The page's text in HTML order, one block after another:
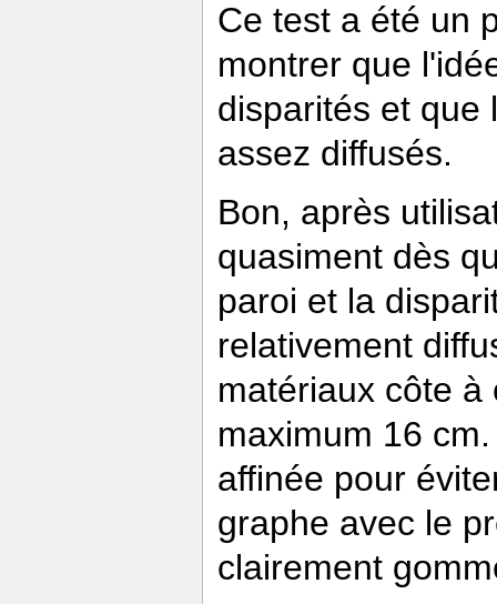
Ce test a été un
montrer que
disparités et que
assez diffusés.
Bon, après
quasiment dès
paroi et la
relativement
matériaux côte
maximum 16
affinée pour
graphe avec le
clairement